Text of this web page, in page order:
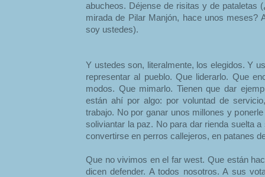
abucheos. Déjense de risitas y de pataletas
mirada de Pilar Manjón, hace unos meses?
soy ustedes).
Y ustedes son, literalmente, los elegidos. Y
representar al pueblo. Que liderarlo. Que
modos. Que mimarlo. Tienen que dar
están ahí por algo: por voluntad de
trabajo. No por ganar unos millones y
soliviantar la paz. No para dar rienda suelta
convertirse en perros callejeros, en patanes
Que no vivimos en el far west. Que están
dicen defender. A todos nosotros. A sus